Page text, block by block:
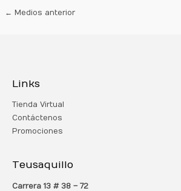
← Medios anterior
Links
Tienda Virtual
Contáctenos
Promociones
Teusaquillo
Carrera 13 # 38 – 72